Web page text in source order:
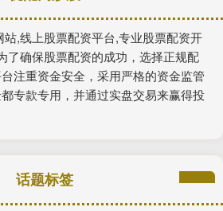
,线上股票配资平台,专业股票配资开
了确保股票配资的成功，选择正规配
注重资金安全，采用严格的资金监管
专款专用，并通过实盘交易来赢得投
话题标签